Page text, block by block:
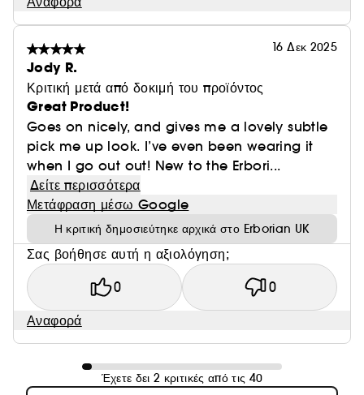
16 Δεκ 2025
Jody R.
Κριτική μετά από δοκιμή του προϊόντος
Great Product!
Goes on nicely, and gives me a lovely subtle
pick me up look. I’ve even been wearing it
when I go out out! New to the Erbori...
Δείτε περισσότερα
Μετάφραση μέσω Google
Η κριτική δημοσιεύτηκε αρχικά στο Erborian UK
Σας βοήθησε αυτή η αξιολόγηση;
0 0
Αναφορά
Έχετε δει 2 κριτικές από τις 40